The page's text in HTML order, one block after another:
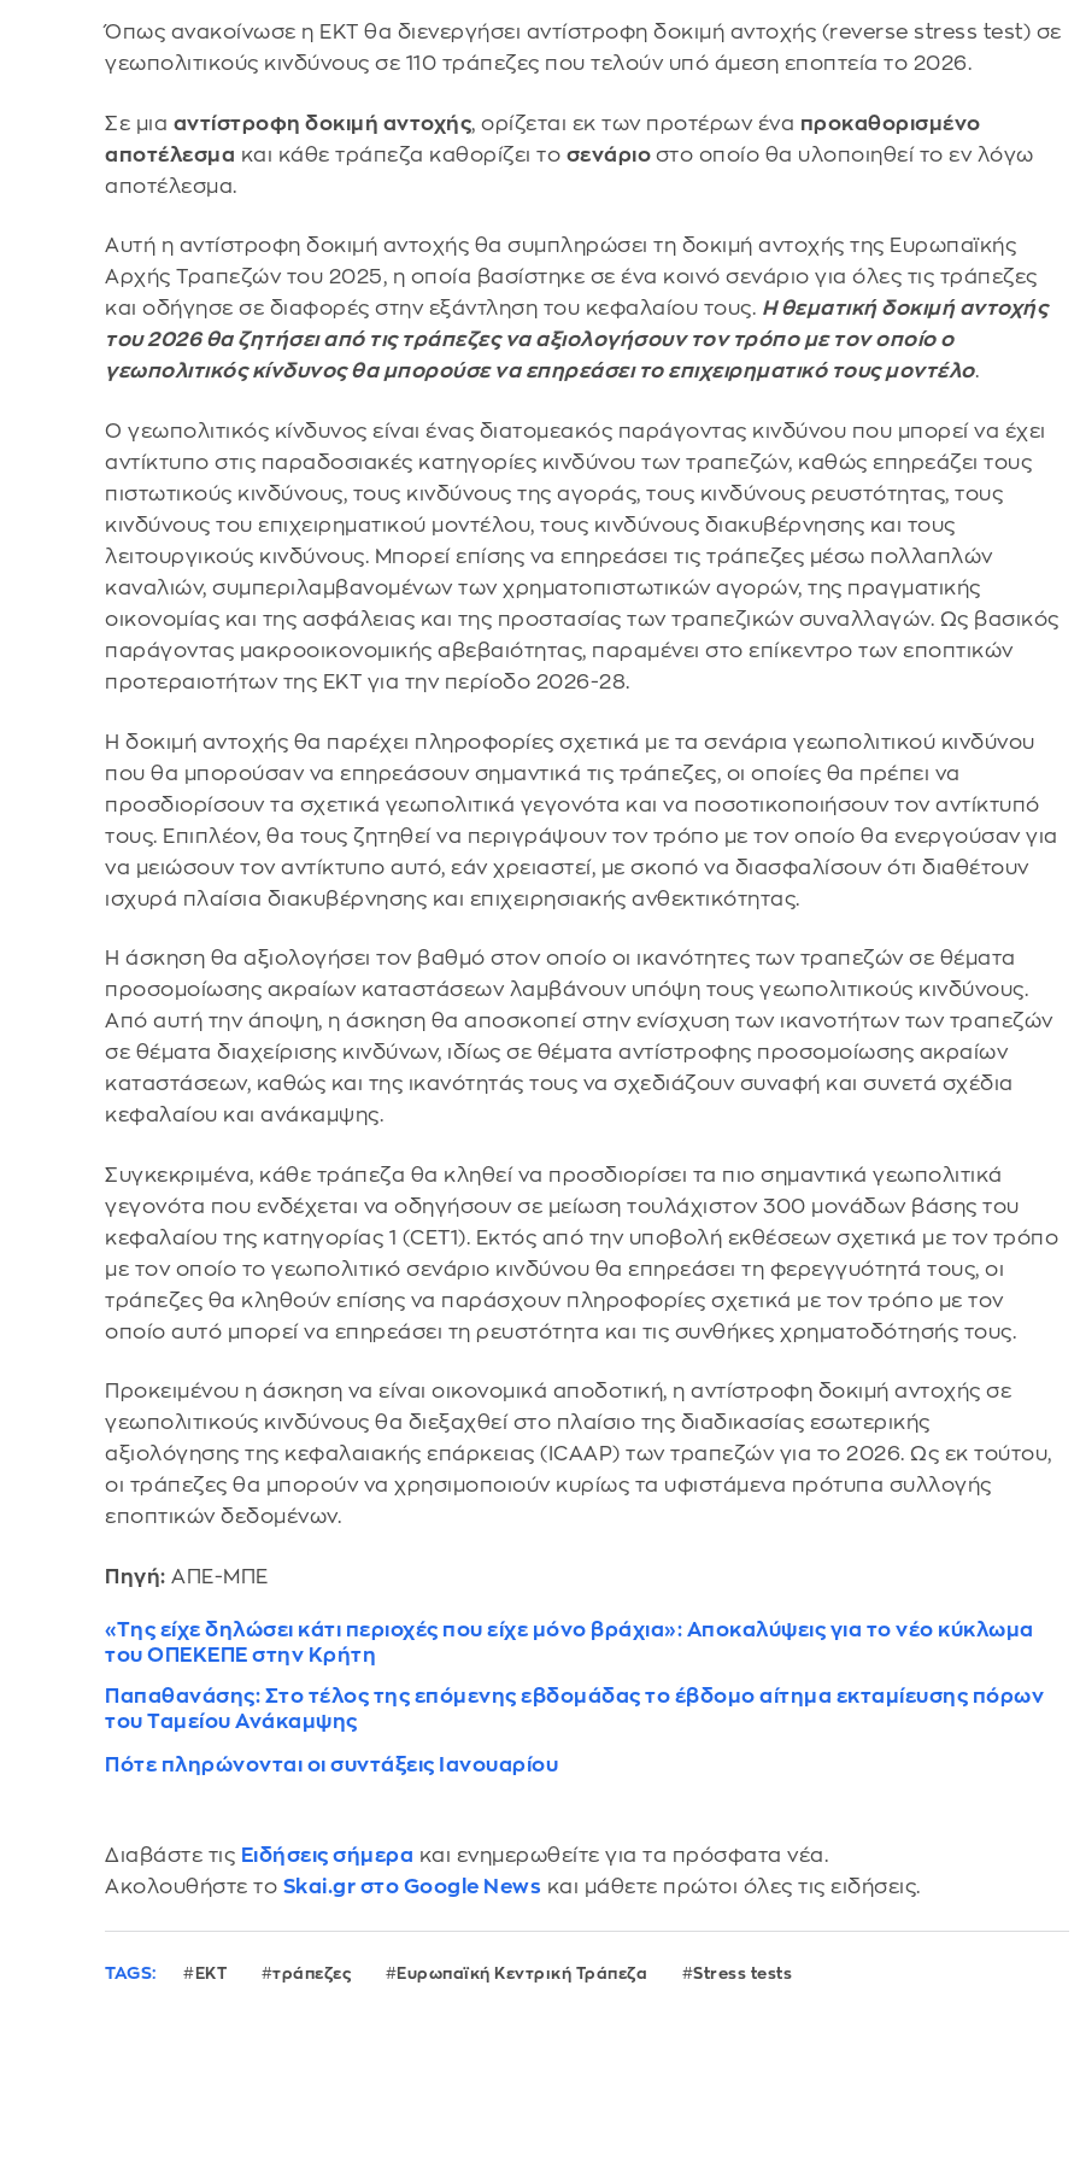
Όπως ανακοίνωσε η ΕΚΤ θα διενεργήσει αντίστροφη δοκιμή αντοχής (reverse stress test) σε
γεωπολιτικούς κινδύνους σε 110 τράπεζες που τελούν υπό άμεση εποπτεία το 2026.
Σε μια αντίστροφη δοκιμή αντοχής, ορίζεται εκ των προτέρων ένα προκαθορισμένο
αποτέλεσμα και κάθε τράπεζα καθορίζει το σενάριο στο οποίο θα υλοποιηθεί το εν λόγω
αποτέλεσμα.
Αυτή η αντίστροφη δοκιμή αντοχής θα συμπληρώσει τη δοκιμή αντοχής της Ευρωπαϊκής
Αρχής Τραπεζών του 2025, η οποία βασίστηκε σε ένα κοινό σενάριο για όλες τις τράπεζες
και οδήγησε σε διαφορές στην εξάντληση του κεφαλαίου τους. Η θεματική δοκιμή αντοχής
του 2026 θα ζητήσει από τις τράπεζες να αξιολογήσουν τον τρόπο με τον οποίο ο
γεωπολιτικός κίνδυνος θα μπορούσε να επηρεάσει το επιχειρηματικό τους μοντέλο.
Ο γεωπολιτικός κίνδυνος είναι ένας διατομεακός παράγοντας κινδύνου που μπορεί να έχει
αντίκτυπο στις παραδοσιακές κατηγορίες κινδύνου των τραπεζών, καθώς επηρεάζει τους
πιστωτικούς κινδύνους, τους κινδύνους της αγοράς, τους κινδύνους ρευστότητας, τους
κινδύνους του επιχειρηματικού μοντέλου, τους κινδύνους διακυβέρνησης και τους
λειτουργικούς κινδύνους. Μπορεί επίσης να επηρεάσει τις τράπεζες μέσω πολλαπλών
καναλιών, συμπεριλαμβανομένων των χρηματοπιστωτικών αγορών, της πραγματικής
οικονομίας και της ασφάλειας και της προστασίας των τραπεζικών συναλλαγών. Ως βασικός
παράγοντας μακροοικονομικής αβεβαιότητας, παραμένει στο επίκεντρο των εποπτικών
προτεραιοτήτων της ΕΚΤ για την περίοδο 2026-28.
Η δοκιμή αντοχής θα παρέχει πληροφορίες σχετικά με τα σενάρια γεωπολιτικού κινδύνου
που θα μπορούσαν να επηρεάσουν σημαντικά τις τράπεζες, οι οποίες θα πρέπει να
προσδιορίσουν τα σχετικά γεωπολιτικά γεγονότα και να ποσοτικοποιήσουν τον αντίκτυπό
τους. Επιπλέον, θα τους ζητηθεί να περιγράψουν τον τρόπο με τον οποίο θα ενεργούσαν για
να μειώσουν τον αντίκτυπο αυτό, εάν χρειαστεί, με σκοπό να διασφαλίσουν ότι διαθέτουν
ισχυρά πλαίσια διακυβέρνησης και επιχειρησιακής ανθεκτικότητας.
Η άσκηση θα αξιολογήσει τον βαθμό στον οποίο οι ικανότητες των τραπεζών σε θέματα
προσομοίωσης ακραίων καταστάσεων λαμβάνουν υπόψη τους γεωπολιτικούς κινδύνους.
Από αυτή την άποψη, η άσκηση θα αποσκοπεί στην ενίσχυση των ικανοτήτων των τραπεζών
σε θέματα διαχείρισης κινδύνων, ιδίως σε θέματα αντίστροφης προσομοίωσης ακραίων
καταστάσεων, καθώς και της ικανότητάς τους να σχεδιάζουν συναφή και συνετά σχέδια
κεφαλαίου και ανάκαμψης.
Συγκεκριμένα, κάθε τράπεζα θα κληθεί να προσδιορίσει τα πιο σημαντικά γεωπολιτικά
γεγονότα που ενδέχεται να οδηγήσουν σε μείωση τουλάχιστον 300 μονάδων βάσης του
κεφαλαίου της κατηγορίας 1 (CET1). Εκτός από την υποβολή εκθέσεων σχετικά με τον τρόπο
με τον οποίο το γεωπολιτικό σενάριο κινδύνου θα επηρεάσει τη φερεγγυότητά τους, οι
τράπεζες θα κληθούν επίσης να παράσχουν πληροφορίες σχετικά με τον τρόπο με τον
οποίο αυτό μπορεί να επηρεάσει τη ρευστότητα και τις συνθήκες χρηματοδότησής τους.
Προκειμένου η άσκηση να είναι οικονομικά αποδοτική, η αντίστροφη δοκιμή αντοχής σε
γεωπολιτικούς κινδύνους θα διεξαχθεί στο πλαίσιο της διαδικασίας εσωτερικής
αξιολόγησης της κεφαλαιακής επάρκειας (ICAAP) των τραπεζών για το 2026. Ως εκ τούτου,
οι τράπεζες θα μπορούν να χρησιμοποιούν κυρίως τα υφιστάμενα πρότυπα συλλογής
εποπτικών δεδομένων.
Πηγή: ΑΠΕ-ΜΠΕ
«Της είχε δηλώσει κάτι περιοχές που είχε μόνο βράχια»: Αποκαλύψεις για το νέο κύκλωμα
του ΟΠΕΚΕΠΕ στην Κρήτη
Παπαθανάσης: Στο τέλος της επόμενης εβδομάδας το έβδομο αίτημα εκταμίευσης πόρων
του Ταμείου Ανάκαμψης
Πότε πληρώνονται οι συντάξεις Ιανουαρίου
Διαβάστε τις Ειδήσεις σήμερα και ενημερωθείτε για τα πρόσφατα νέα.
Ακολουθήστε το Skai.gr στο Google News και μάθετε πρώτοι όλες τις ειδήσεις.
TAGS: ΕΚΤ τράπεζες Ευρωπαϊκή Κεντρική Τράπεζα Stress tests